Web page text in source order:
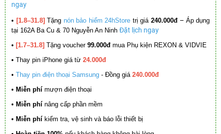
ngay
• [1.8–31.8] Tặng nón bảo hiểm 24hStore trị giá 240.000đ – Áp dụng
tại 162A Ba Cu & 70 Nguyễn An Ninh Đặt lịch ngay
• [1.7–31.8] Tặng voucher 99.000đ mua Phụ kiện REXON & VIDVIE
• Thay pin iPhone giá từ 24.000đ
• Thay pin điện thoại Samsung - Đồng giá 240.000đ
• Miễn phí mượn điện thoại
• Miễn phí nâng cấp phần mềm
• Miễn phí kiểm tra, vệ sinh và báo lỗi thiết bị